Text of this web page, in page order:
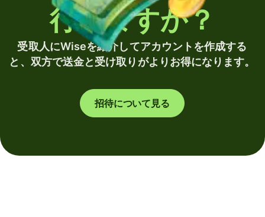
行いますか？
受取人にWiseを紹介してアカウントを作成する
と、双方で送金と受け取りがよりお得になります。
招待について見る